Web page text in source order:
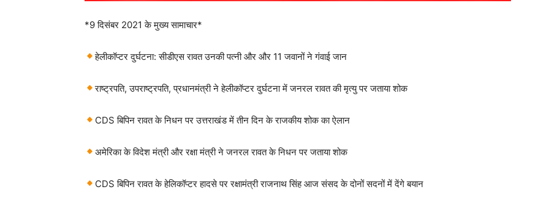
*9 दिसंबर 2021 के मुख्य सामाचार*
हेलीकॉप्टर दुर्घटना: सीडीएस रावत उनकी पत्नी और और 11 जवानों ने गंवाई जान
राष्ट्रपति, उपराष्ट्रपति, प्रधानमंत्री ने हेलीकॉप्टर दुर्घटना में जनरल रावत की मृत्यु पर जताया शोक
CDS बिपिन रावत के निधन पर उत्तराखंड में तीन दिन के राजकीय शोक का ऐलान
अमेरिका के विदेश मंत्री और रक्षा मंत्री ने जनरल रावत के निधन पर जताया शोक
CDS बिपिन रावत के हेलिकॉप्टर हादसे पर रक्षामंत्री राजनाथ सिंह आज संसद के दोनों सदनों में देंगे बयान